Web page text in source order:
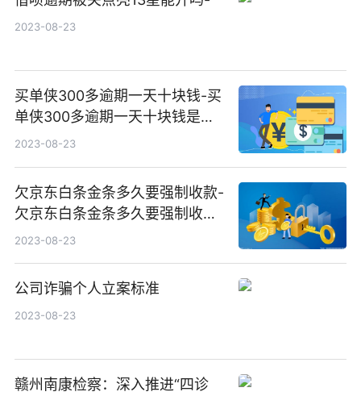
2023-08-23
买单侠300多逾期一天十块钱-买
单侠300多逾期一天十块钱是真
的吗
2023-08-23
欠京东白条金条多久要强制收款-
欠京东白条金条多久要强制收款
呢
2023-08-23
公司诈骗个人立案标准
2023-08-23
赣州南康检察：深入推进“四诊